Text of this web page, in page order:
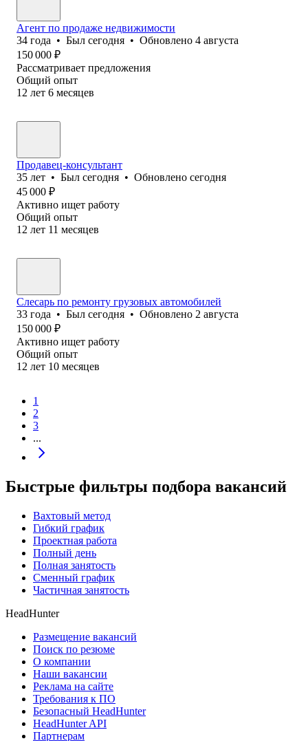
Агент по продаже недвижимости
34 года • Был сегодня • Обновлено 4 августа
150 000 ₽
Рассматривает предложения
Общий опыт
12 лет 6 месяцев
Продавец-консультант
35 лет • Был сегодня • Обновлено сегодня
45 000 ₽
Активно ищет работу
Общий опыт
12 лет 11 месяцев
Слесарь по ремонту грузовых автомобилей
33 года • Был сегодня • Обновлено 2 августа
150 000 ₽
Активно ищет работу
Общий опыт
12 лет 10 месяцев
1
2
3
...
Быстрые фильтры подбора вакансий
Вахтовый метод
Гибкий график
Проектная работа
Полный день
Полная занятость
Сменный график
Частичная занятость
HeadHunter
Размещение вакансий
Поиск по резюме
О компании
Наши вакансии
Реклама на сайте
Требования к ПО
Безопасный HeadHunter
HeadHunter API
Партнерам